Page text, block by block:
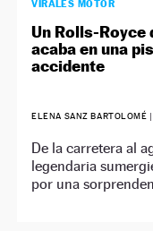
VIRALES MOTOR
Un Rolls-Royce
acaba en una
accidente
ELENA SANZ BARTOLOMÉ |
De la carretera al
legendaria
por una